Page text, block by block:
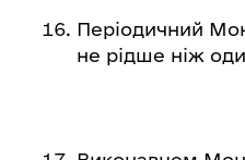
Періодичний
не рідше ніж